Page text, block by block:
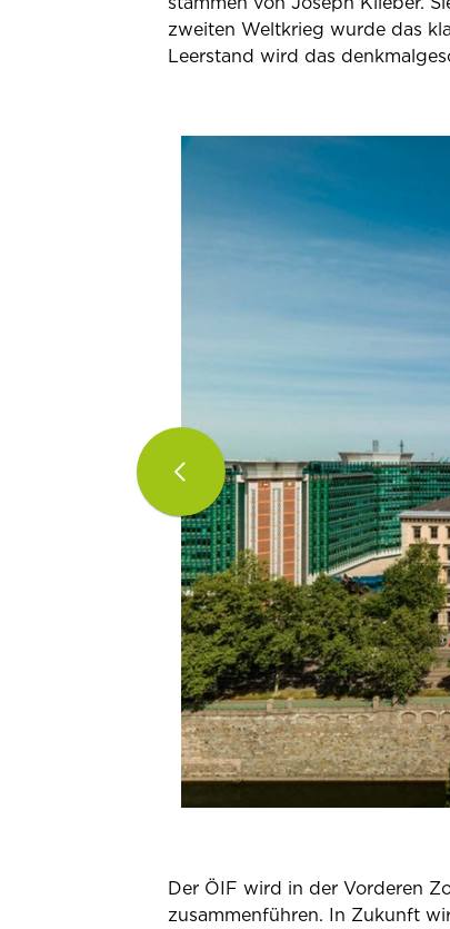
zweiten Weltkrieg wurde das
Leerstand wird das
Der ÖIF wird in der Vorderen
zusammenführen. In Zukunft